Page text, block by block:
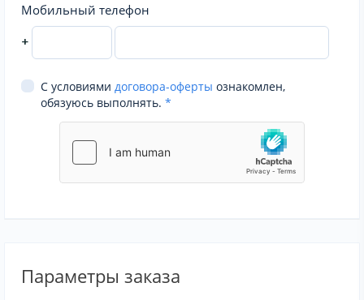
Мобильный телефон
+
С условиями договора-оферты ознакомлен,
обязуюсь выполнять. *
Параметры заказа